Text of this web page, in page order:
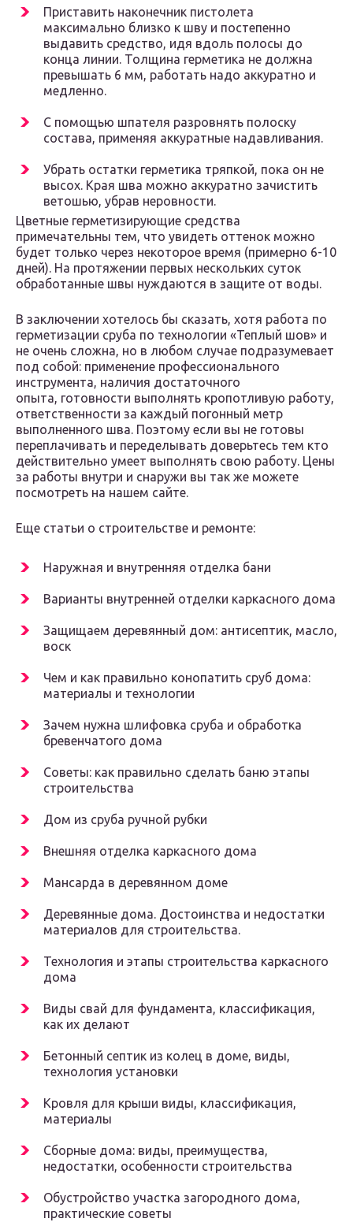
Приставить наконечник пистолета
максимально близко к шву и постепенно
выдавить средство, идя вдоль полосы до
конца линии. Толщина герметика не должна
превышать 6 мм, работать надо аккуратно и
медленно.
С помощью шпателя разровнять полоску
состава, применяя аккуратные надавливания.
Убрать остатки герметика тряпкой, пока он не
высох. Края шва можно аккуратно зачистить
ветошью, убрав неровности.
Цветные герметизирующие средства
примечательны тем, что увидеть оттенок можно
будет только через некоторое время (примерно 6-10
дней). На протяжении первых нескольких суток
обработанные швы нуждаются в защите от воды.
В заключении хотелось бы сказать, хотя работа по
герметизации сруба по технологии «Теплый шов» и
не очень сложна, но в любом случае подразумевает
под собой: применение профессионального
инструмента, наличия достаточного
опыта, готовности выполнять кропотливую работу,
ответственности за каждый погонный метр
выполненного шва. Поэтому если вы не готовы
переплачивать и переделывать доверьтесь тем кто
действительно умеет выполнять свою работу. Цены
за работы внутри и снаружи вы так же можете
посмотреть на нашем сайте.
Еще статьи о строительстве и ремонте:
Наружная и внутренняя отделка бани
Варианты внутренней отделки каркасного дома
Защищаем деревянный дом: антисептик, масло,
воск
Чем и как правильно конопатить сруб дома:
материалы и технологии
Зачем нужна шлифовка сруба и обработка
бревенчатого дома
Советы: как правильно сделать баню этапы
строительства
Дом из сруба ручной рубки
Внешняя отделка каркасного дома
Мансарда в деревянном доме
Деревянные дома. Достоинства и недостатки
материалов для строительства.
Технология и этапы строительства каркасного
дома
Виды свай для фундамента, классификация,
как их делают
Бетонный септик из колец в доме, виды,
технология установки
Кровля для крыши виды, классификация,
материалы
Сборные дома: виды, преимущества,
недостатки, особенности строительства
Обустройство участка загородного дома,
практические советы